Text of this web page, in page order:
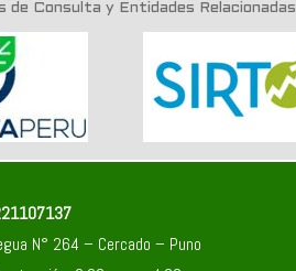
de Consulta y Entidades Relacionadas
N° 264 – Cercado – Puno